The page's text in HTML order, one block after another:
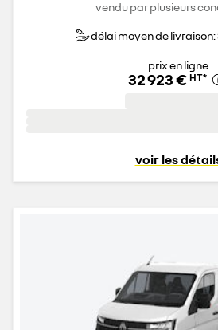
vendu par plusieurs
délai moyen de livraison:
prix en ligne
32 923 € HT*
voir les